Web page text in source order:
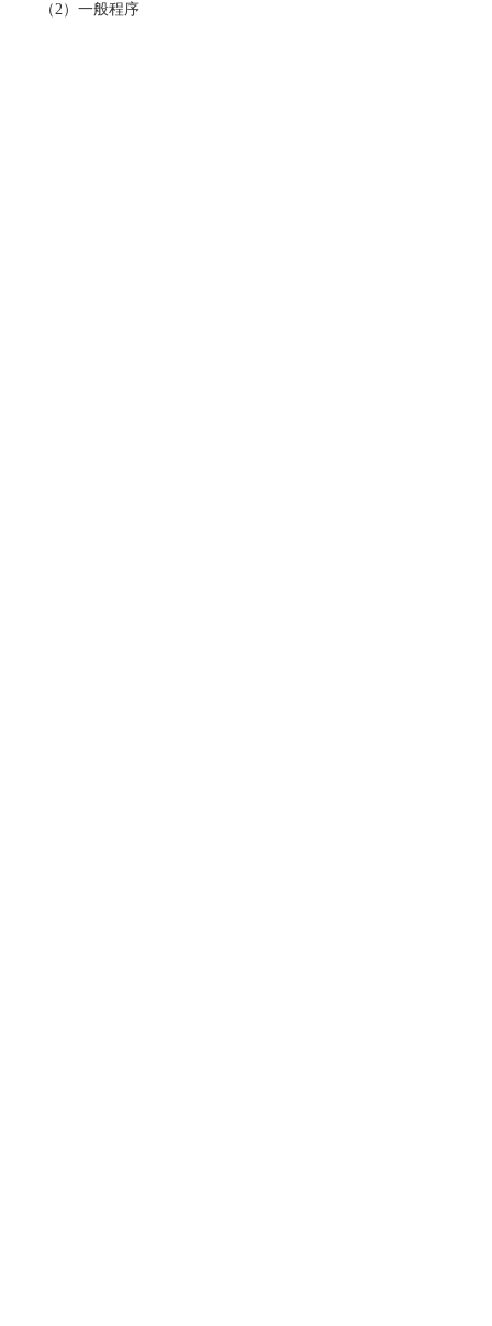
（2）一般程序